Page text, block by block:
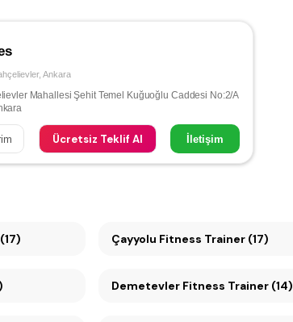
, Ankara
Mahallesi Şehit Temel Kuğuoğlu Caddesi No:2/A
Ücretsiz Teklif Al İletişim
Çayyolu Fitness Trainer (17)
Demetevler Fitness Trainer (14)